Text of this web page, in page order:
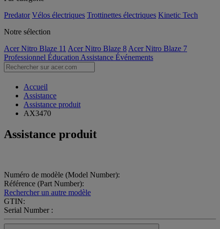
Predator Vélos électriques Trottinettes électriques Kinetic Tech
Notre sélection
Acer Nitro Blaze 11 Acer Nitro Blaze 8 Acer Nitro Blaze 7
Professionnel Éducation Assistance Événements
Accueil
Assistance
Assistance produit
AX3470
Assistance produit
Numéro de modèle (Model Number):
Référence (Part Number):
Rechercher un autre modèle
GTIN:
Serial Number :